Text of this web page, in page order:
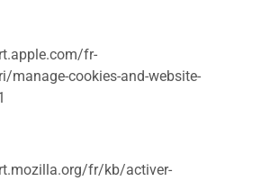
fr-
cookies-and-website-
fr/kb/activer-